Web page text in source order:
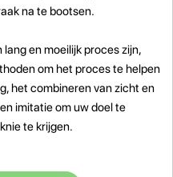
na te bootsen.
en moeilijk proces zijn,
om het proces te helpen
het combineren van zicht en
imitatie om uw doel te
te krijgen.